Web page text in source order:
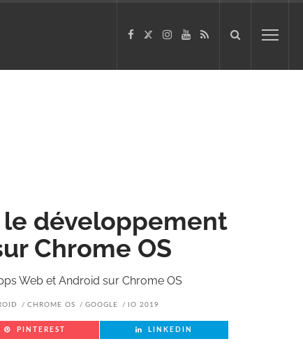
le développement
Chrome OS
Web et Android sur Chrome OS
CHROME OS GOOGLE IO 2019
PINTEREST LINKEDIN